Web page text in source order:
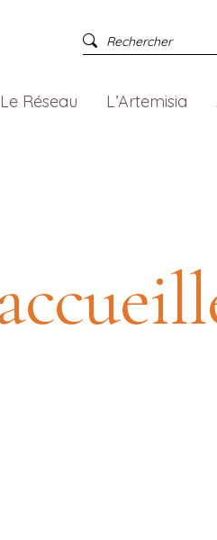
Le Réseau L’Artemisia